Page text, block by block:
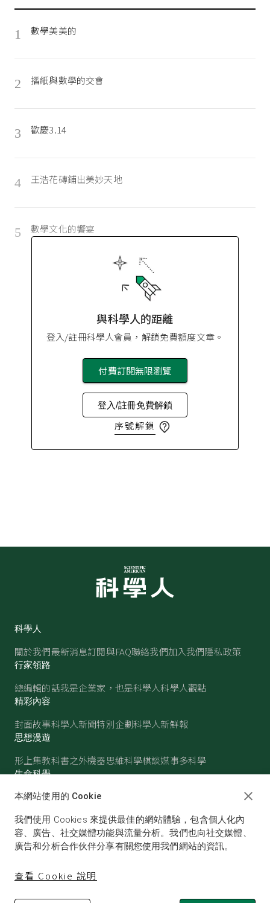
1 數學美美的
2 摺紙與數學的交會
3 歡慶3.14
4 王浩花磚鋪出美妙天地
5 數學文化的饗宴
與科學人的距離
登入/註冊科學人會員，解鎖免費額度文章。
付費訂閱無限瀏覽
登入/註冊免費解鎖
序號解鎖
科學人
關於我們最新消息訂閱與FAQ聯絡我們加入我們隱私政策
行家領路
總編輯的話我是企業家，也是科學人科學人觀點
精彩內容
封面故事科學人新聞特別企劃科學人新鮮報
思想漫遊
形上集教科書之外機器思維科學棋談媒事多科學
生命科學
醫學古生物心理學生態學
物理 化學地球科學天文
本網站使用的 Cookie
我們使用 Cookies 來提供最佳的網站體驗，包含個人化內
容、廣告、社交媒體功能與流量分析。我們也向社交媒體、
廣告和分析合作伙伴分享有關您使用我們網站的資訊。
查看 Cookie 說明